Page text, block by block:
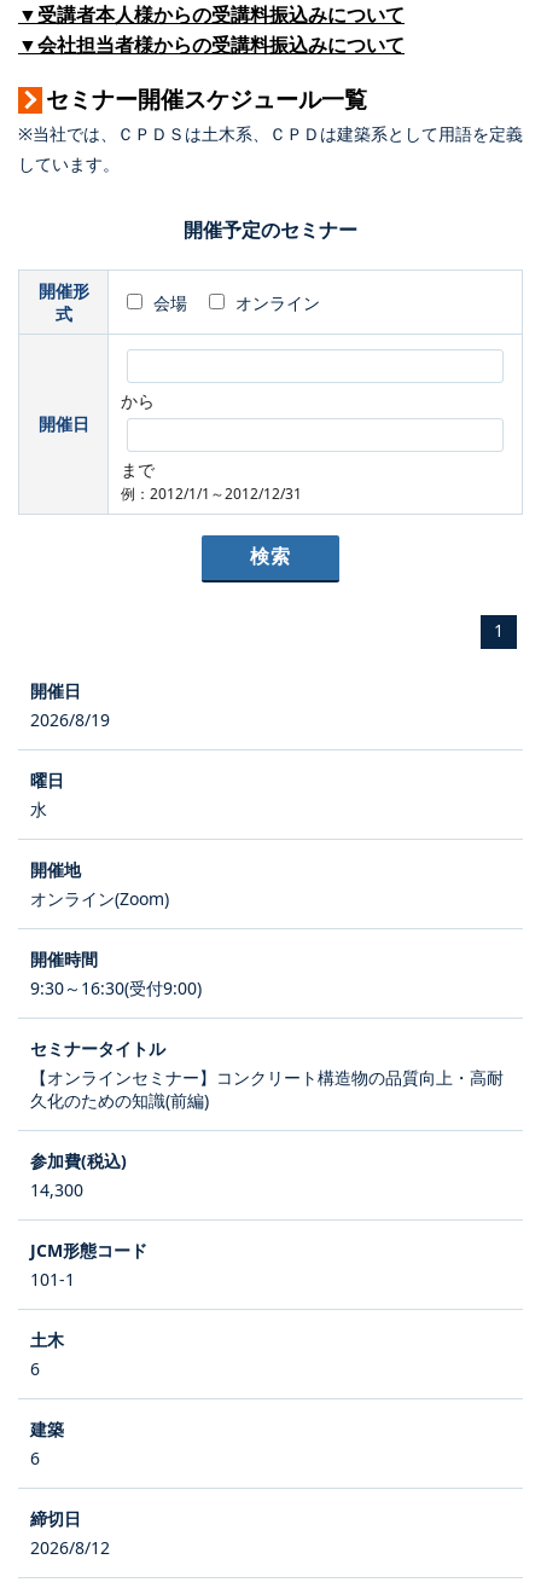
▼受講者本人様からの受講料振込みについて
▼会社担当者様からの受講料振込みについて
セミナー開催スケジュール一覧
※当社では、ＣＰＤＳは土木系、ＣＰＤは建築系として用語を定義
しています。
開催予定のセミナー
開催形
式
会場 オンライン
開催日
から
まで
例：2012/1/1～2012/12/31
1
2026/8/19
水
オンライン(Zoom)
9:30～16:30(受付9:00)
【オンラインセミナー】コンクリート構造物の品質向上・高耐
久化のための知識(前編)
14,300
101-1
6
6
2026/8/12